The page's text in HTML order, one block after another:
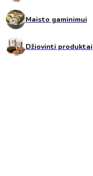
Maisto gaminimui
Džiovinti produktai